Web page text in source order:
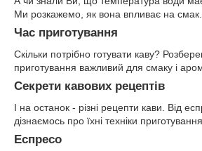
Ми розкажемо, як вона впливає на смак.
Час приготування
Скільки потрібно готувати каву?
приготування важливий для смаку і
Секрети кавових рецептів
І на останок - різні рецепти кави. Від
дізнаємось про їхні техніки приготування.
Еспресо